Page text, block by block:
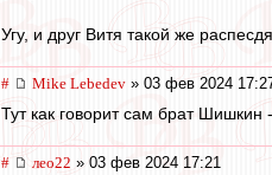
Угу, и друг Витя такой же
# Mike Lebedev » 03 фев 2024
Тут как говорит сам брат
# лео22 » 03 фев 2024 17:21